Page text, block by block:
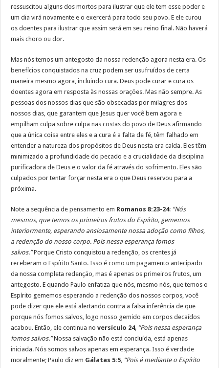
ressuscitou alguns dos mortos para ilustrar que ele tem esse poder e
um dia virá novamente e o exercerá para todo seu povo. E ele curou
os doentes para ilustrar que assim será em seu reino final. Não haverá
mais choro ou dor.
Mas nós temos um antegosto da nossa redenção agora nesta era. Os
benefícios conquistados na cruz podem ser usufruídos de certa
maneira mesmo agora, incluindo cura. Deus pode curar e cura os
doentes agora em resposta às nossas orações. Mas não sempre. As
pessoas dos nossos dias que são obsecadas por milagres dos
nossos dias, que garantem que Jesus quer você bem agora e
empilham culpa sobre culpa nas costas do povo de Deus afirmando
que a única coisa entre eles e a cura é a falta de fé, têm falhado em
entender a natureza dos propósitos de Deus nesta era caída. Eles têm
minimizado a profundidade do pecado e a crucialidade da disciplina
purificadora de Deus e o valor da fé através do sofrimento. Eles são
culpados por tentar forçar nesta era o que Deus reservou para a
próxima.
Note a sequência de pensamento em Romanos 8:23-24: “Nós
mesmos, que temos os primeiros frutos do Espírito, gememos
interiormente, esperando ansiosamente nossa adoção como filhos,
a redenção do nosso corpo. Pois nessa esperança fomos
salvos.”Porque Cristo conquistou a redenção, os crentes já
receberam o Espírito Santo. Isso é como um pagamento antecipado
da nossa completa redenção, mas é apenas os primeiros frutos, um
antegosto. E quando Paulo enfatiza que nós, mesmo nós, que temos o
Espírito gememos esperando a redenção dos nossos corpos, você
pode dizer que ele está alertando contra a falsa inferência de que
porque nós fomos salvos, logo nosso gemido em corpos decaídos
acabou. Então, ele continua noversículo 24, “Pois nessa esperança
fomos salvos.”Nossa salvação não está concluída, está apenas
iniciada. Nós somos salvos apenas em esperança. Isso é verdade
moralmente; Paulo diz em Gálatas 5:5 “Pois é mediante o Espírito